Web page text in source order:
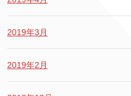
2019年3月
2019年2月